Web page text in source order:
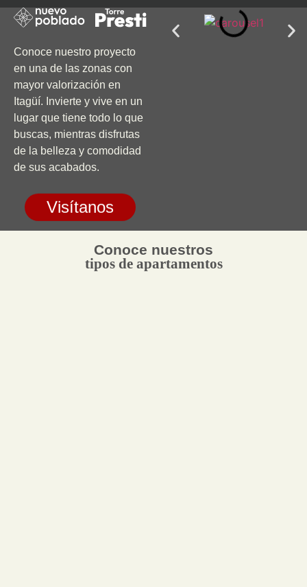
Conoce nuestro proyecto
en una de las zonas con
mayor valorización en
Itagüí. Invierte y vive en un
lugar que tiene todo lo que
buscas, mientras disfrutas
de la belleza y comodidad
de sus acabados.
Visítanos
Conoce nuestros
tipos de apartamentos